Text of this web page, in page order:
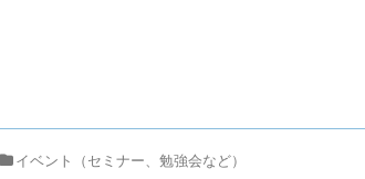
イベント（セミナー、勉強会など）